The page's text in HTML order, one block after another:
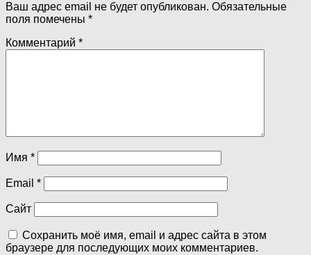
Ваш адрес email не будет опубликован. Обязательные
поля помечены *
Комментарий *
Имя *
Email *
Сайт
Сохранить моё имя, email и адрес сайта в этом
браузере для последующих моих комментариев.